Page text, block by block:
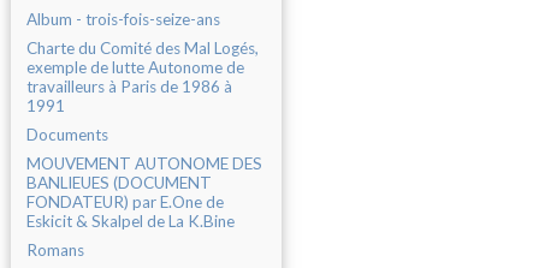
Album - trois-fois-seize-ans
Charte du Comité des Mal Logés,
exemple de lutte Autonome de
travailleurs à Paris de 1986 à
1991
Documents
MOUVEMENT AUTONOME DES
BANLIEUES (DOCUMENT
FONDATEUR) par E.One de
Eskicit & Skalpel de La K.Bine
Romans